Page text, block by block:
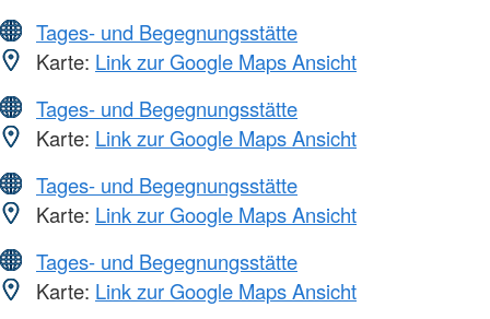
Tages- und Begegnungsstätte
Karte: Link zur Google Maps Ansicht
Tages- und Begegnungsstätte
Karte: Link zur Google Maps Ansicht
Tages- und Begegnungsstätte
Karte: Link zur Google Maps Ansicht
Tages- und Begegnungsstätte
Karte: Link zur Google Maps Ansicht